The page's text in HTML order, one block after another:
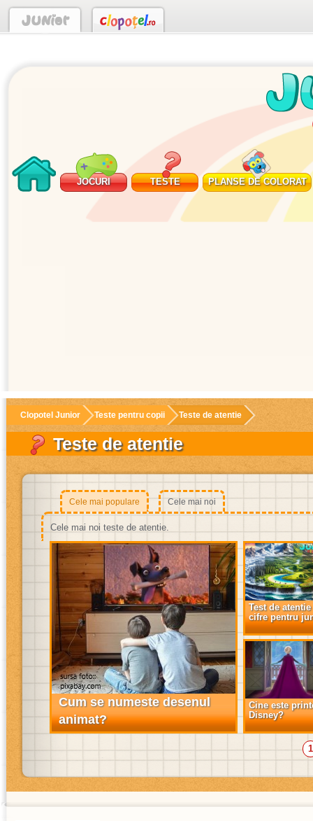
JOCURI TESTE PLANSE DE COLORAT
Clopotel Junior Teste pentru copii Teste de atentie
Teste de atentie
Cele mai populare Cele mai noi
Cele mai noi teste de atentie.
Cum se numeste desenul
animat?
Test de
cifre pentru
Cine este
Disney?
1